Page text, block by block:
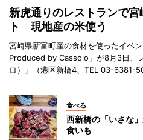
新虎通りのレストランで
ト 現地産の米使う
宮崎県新富町産の食材を使ったイベ
Produced by Cassolo」が8月3日、
ロ）」（港区新橋4、TEL 03-6381-
食べる
西新橋の「いさな
食いも